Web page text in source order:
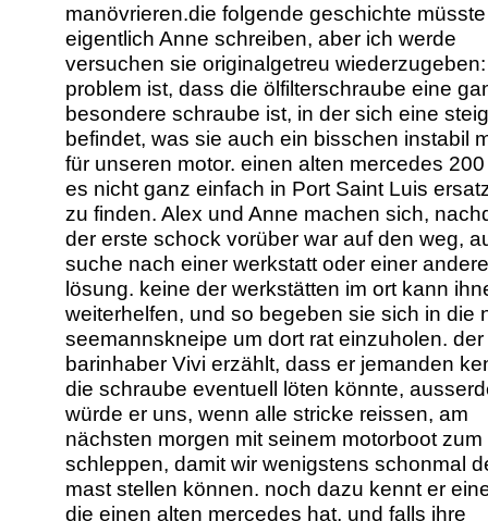
manövrieren.die folgende geschichte
eigentlich Anne schreiben, aber ich werde
versuchen sie originalgetreu
problem ist, dass die ölfilterschraube eine
besondere schraube ist, in der sich eine
befindet, was sie auch ein bisschen instabil
für unseren motor. einen alten mercedes
es nicht ganz einfach in Port Saint Luis
zu finden. Alex und Anne machen sich,
der erste schock vorüber war auf den weg,
suche nach einer werkstatt oder einer
lösung. keine der werkstätten im ort kann
weiterhelfen, und so begeben sie sich in die
seemannskneipe um dort rat einzuholen. der
barinhaber Vivi erzählt, dass er jemanden
die schraube eventuell löten könnte,
würde er uns, wenn alle stricke reissen, am
nächsten morgen mit seinem motorboot zum
schleppen, damit wir wenigstens schonmal
mast stellen können. noch dazu kennt er
die einen alten mercedes hat, und falls ihre